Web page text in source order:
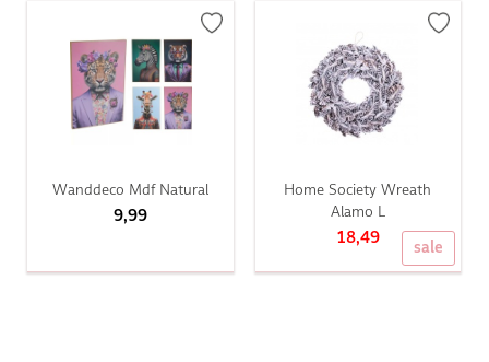
Wanddeco Mdf Natural
9,99
sale
Home Society Wreath
Alamo L
18,49